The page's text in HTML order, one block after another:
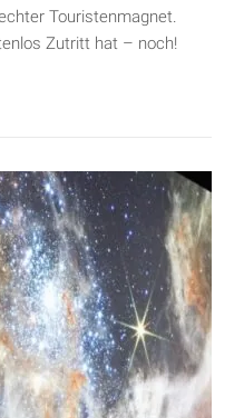
Touristenmagnet.
Zutritt hat – noch!